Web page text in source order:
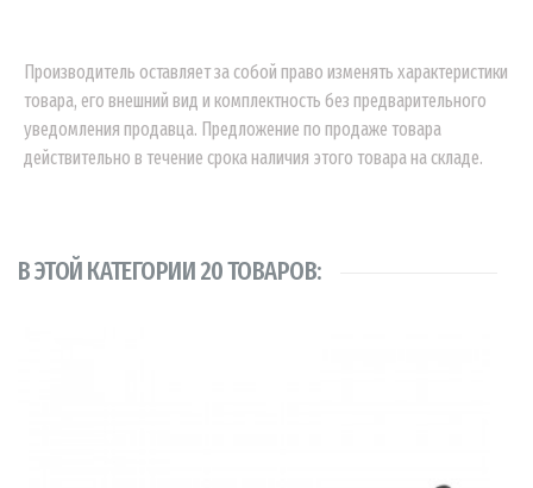
Производитель оставляет за собой право изменять характеристики
товара, его внешний вид и комплектность без предварительного
уведомления продавца. Предложение по продаже товара
действительно в течение срока наличия этого товара на складе.
В ЭТОЙ КАТЕГОРИИ 20 ТОВАРОВ: